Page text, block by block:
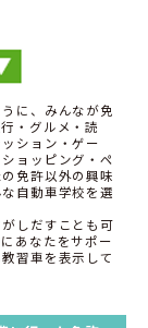
に、みんなが免
・グルメ・読
ション・ゲー
ョッピング・ペ
免許以外の興味
自動車学校を選
しだすことも可
あなたをサポー
習車を表示して